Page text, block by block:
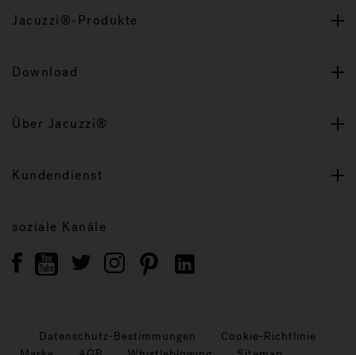
Jacuzzi®-Produkte
Download
Über Jacuzzi®
Kundendienst
soziale Kanäle
Datenschutz-Bestimmungen
Cookie-Richtlinie